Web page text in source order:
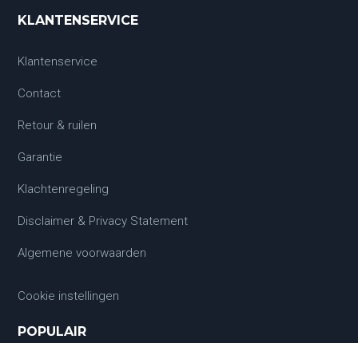
KLANTENSERVICE
Klantenservice
Contact
Retour & ruilen
Garantie
Klachtenregeling
Disclaimer & Privacy Statement
Algemene voorwaarden
Cookie instellingen
POPULAIR